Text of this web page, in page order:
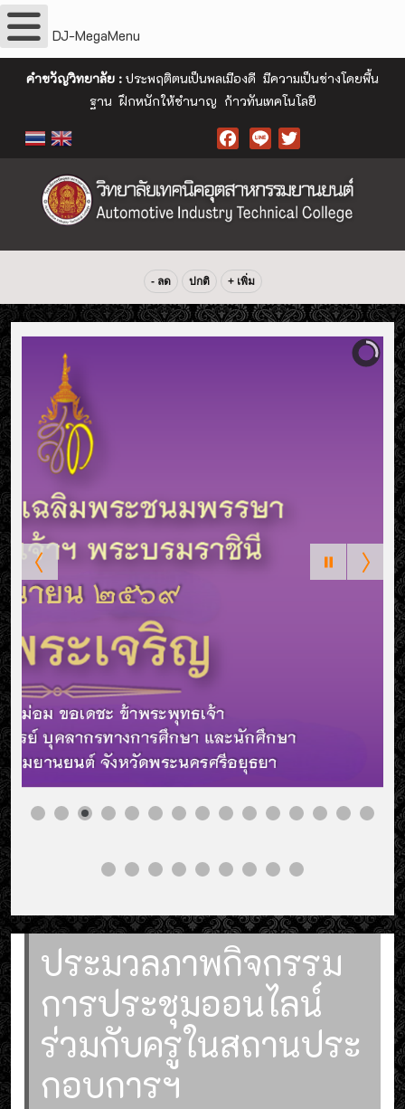
DJ-MegaMenu
คำขวัญวิทยาลัย : ประพฤติตนเป็นพลเมืองดี มีความเป็นช่างโดยพื้น
ฐาน ฝึกหนักให้ชำนาญ ก้าวทันเทคโนโลยี
- ลด ปกติ + เพิ่ม
ประมวลภาพกิจกรรม
การประชุมออนไลน์
ร่วมกับครูในสถานประ
กอบการฯ